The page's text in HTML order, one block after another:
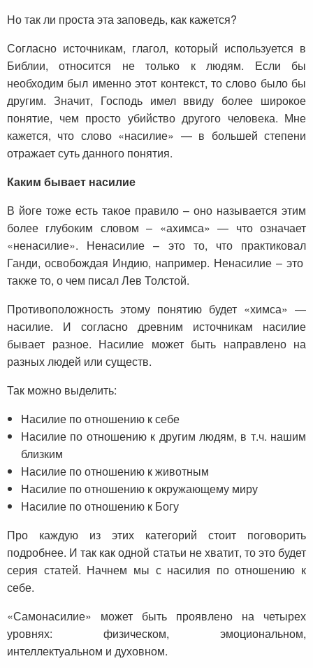
Но так ли проста эта заповедь, как кажется?
Согласно источникам, глагол, который используется в
Библии, относится не только к людям. Если бы
необходим был именно этот контекст, то слово было бы
другим. Значит, Господь имел ввиду более широкое
понятие, чем просто убийство другого человека. Мне
кажется, что слово «насилие» — в большей степени
отражает суть данного понятия.
Каким бывает насилие
В йоге тоже есть такое правило – оно называется этим
более глубоким словом – «ахимса» — что означает
«ненасилие». Ненасилие – это то, что практиковал
Ганди, освобождая Индию, например. Ненасилие – это
также то, о чем писал Лев Толстой.
Противоположность этому понятию будет «химса» —
насилие. И согласно древним источникам насилие
бывает разное. Насилие может быть направлено на
разных людей или существ.
Так можно выделить:
Насилие по отношению к себе
Насилие по отношению к другим людям, в т.ч. нашим
близким
Насилие по отношению к животным
Насилие по отношению к окружающему миру
Насилие по отношению к Богу
Про каждую из этих категорий стоит поговорить
подробнее. И так как одной статьи не хватит, то это будет
серия статей. Начнем мы с насилия по отношению к
себе.
«Самонасилие» может быть проявлено на четырех
уровнях: физическом, эмоциональном,
интеллектуальном и духовном.